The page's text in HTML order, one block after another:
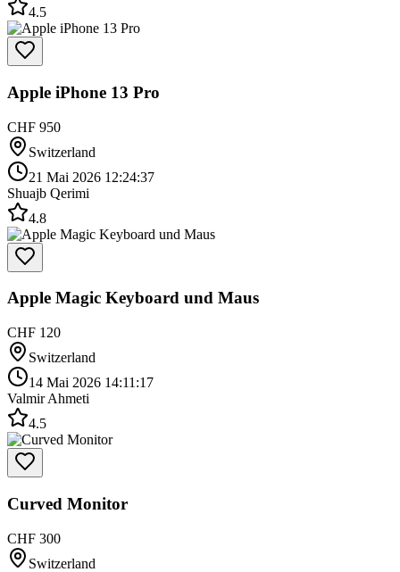
4.5
Apple iPhone 13 Pro
CHF 950
Switzerland
21 Mai 2026 12:24:37
Shuajb Qerimi
4.8
Apple Magic Keyboard und Maus
CHF 120
Switzerland
14 Mai 2026 14:11:17
Valmir Ahmeti
4.5
Curved Monitor
CHF 300
Switzerland